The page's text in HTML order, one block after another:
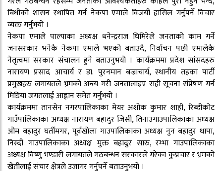
बिधीको शासन स्थापित गर्न नेकपा एमाले विजयी हासिल गर्नुपर्ने विचार
व्यक्त गर्नुभयो ।
नेकपा एमाले पाल्पाका अध्यक्ष धनेन्द्रराज घिमिरेले जनताको काम गर्ने
जनसरकार भनेकै नेकपा एमाले भएको बताउदै, निर्वाचन पछी एमालेकै
नेतृत्वमा सरकार संचालन हुने बताउनुभयो । कार्यक्रममा प्रदेश सांसदहरु
नारायण प्रसाद आचार्य र डा. पुरनमान बज्राचार्य, स्थानीय तहका पार्टी
प्रमुखहरु लगायतले भ्रमको अन्त्य गरी जनतालाइए सही सूचना संप्रेषण गर्न
मिडिया जगतलाई आह्वान समेत गर्नुभयो ।
कार्यक्रममा तानसेन नगरपालिकाका मेयर अशोक कुमार शाही, रिब्दीकोट
गाउँपालिकाका अध्यक्ष नारायण बहादुर जिसी, तिनाउगाउपालिकाका अध्यक्ष
ओम बहादुर घर्तीमगर, पूर्वखोला गाउपालिकाका अध्यक्ष नुन बहादुर थापा,
निस्दी गाउपालिकाका अध्यक्ष मुक्त बहादुर सारु, रम्भा गाउपालिकाका
अध्यक्ष विष्णु भण्डारी लगायतले गठबन्धन सरकारले गरेका कुप्रचार र भ्रमको
खेतीलाई संचार क्षेत्रले उजागर गर्नुपर्ने बताउनुभयो ।